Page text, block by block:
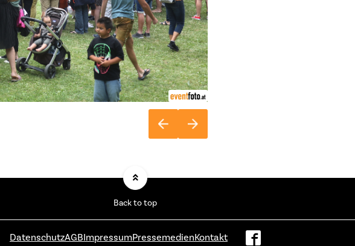
Back to top
DatenschutzAGBImpressumPressemedienKontakt